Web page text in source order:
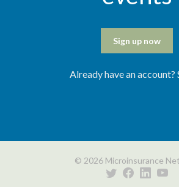
Sign up now
Already have an account?
© 2026 Microinsurance